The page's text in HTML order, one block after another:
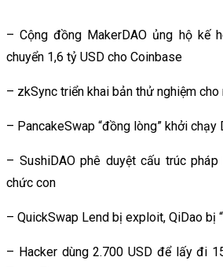
– Cộng đồng MakerDAO ủng hộ kế
chuyển 1,6 tỷ USD cho Coinbase
– zkSync triển khai bản thử nghiệm cho
– PancakeSwap “đồng lòng” khởi chạy
– SushiDAO phê duyệt cấu trúc
chức con
– QuickSwap Lend bị exploit, QiDao bị
– Hacker dùng 2.700 USD để lấy đi